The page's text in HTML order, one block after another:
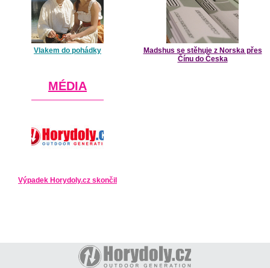
Vlakem do pohádky
Madshus se stěhuje z Norska přes
Čínu do Česka
MÉDIA
Výpadek Horydoly.cz skončil